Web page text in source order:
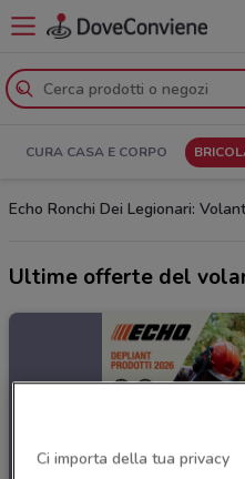
CURA CASA E CORPO
Echo Ronchi Dei Legionari:
Ultime offerte del
Ci importa della tua privacy